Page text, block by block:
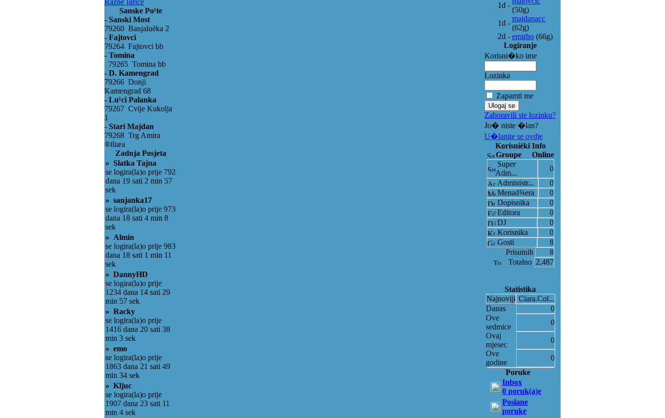
Razne Igrice
Sanske Po¹te
- Sanski Most
79260 Banjaluèka 2
- Fajtovci
79264 Fajtovci bb
- Tomina
79265 Tomina bb
- D. Kamengrad
79266 Donji
Kamengrad 68
- Lu¹ci Palanka
79267 Cvije Kukolja
1
- Stari Majdan
79268 Trg Amira
®iliæa
Zadnja Posjeta
» Slatka Tajna
se logira(la)o prije 792
dana 19 sati 2 min 57
sek
» sanjanka17
se logira(la)o prije 973
dana 18 sati 4 min 8
sek
» Almin
se logira(la)o prije 983
dana 18 sati 1 min 11
sek
» DannyHD
se logira(la)o prije
1234 dana 14 sati 29
min 57 sek
» Racky
se logira(la)o prije
1416 dana 20 sati 38
min 3 sek
» emo
se logira(la)o prije
1863 dana 21 sati 49
min 34 sek
» Kljuc
se logira(la)o prije
1907 dana 23 sati 11
min 4 sek
1d -
(50g)
1d -
majdanacc
(62g)
2d - emirho (66g)
Logiranje
Korisni�ko ime
Lozinka
Zapamti me
Zaboravili ste lozinku?
Jo� niste �lan?
U�lanite se ovdje
Korisnièki Info
Groupe
Online
Super
Adm...
0
Administr...
0
Menad¾era
0
Dopisnika
0
Editora
0
DJ
0
Korisnika
0
Gosti
8
Prisutnih
8
Totalno 2,487
Statistika
Najnoviji Ciara.Col...
Danas
0
Ove
sedmice
0
Ovaj
mjesec
0
Ove
godine
0
Poruke
Inbox
0 poruk(a)e
Poslane
poruke